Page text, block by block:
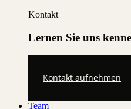
Kontakt
Lernen Sie uns
Kontakt aufnehmen
Team